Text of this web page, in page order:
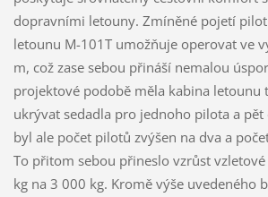
dopravními letouny. Zmíněné pojetí
letounu M-101T umožňuje operovat ve
m, což zase sebou přináší nemalou
projektové podobě měla kabina letounu
ukrývat sedadla pro jednoho pilota a pět
byl ale počet pilotů zvýšen na dva a
To přitom sebou přineslo vzrůst
kg na 3 000 kg. Kromě výše uvedeného